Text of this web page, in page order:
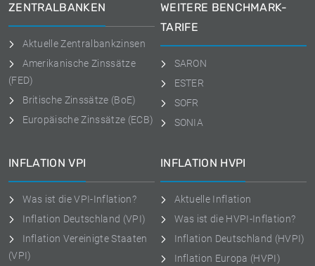
ZENTRALBANKEN
Aktuelle Zentralbankzinsen
Amerikanische Zinssätze
(FED)
Britische Zinssätze (BoE)
Europäische Zinssätze (ECB)
WEITERE BENCHMARK-
TARIFE
SARON
ESTER
SOFR
SONIA
INFLATION VPI
Was ist die VPI-Inflation?
Inflation Deutschland (VPI)
Inflation Vereinigte Staaten
(VPI)
INFLATION HVPI
Aktuelle Inflation
Was ist die HVPI-Inflation?
Inflation Deutschland (HVPI)
Inflation Europa (HVPI)